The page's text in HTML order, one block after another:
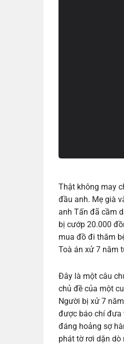
Thật không may
đầu anh. Mẹ già
anh Tấn đã cầm
bị cướp 20.000
mua đồ đi thăm
Toà án xử 7 năm
Đây là một câu
chủ đề của một
Người bị xử 7
được báo chí đưa
đáng hoảng sợ
phát tờ rơi dặn